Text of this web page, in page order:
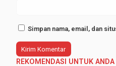
Simpan nama, email, dan
REKOMENDASI UNTUK ANDA